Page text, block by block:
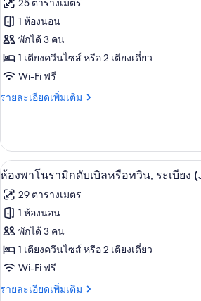
บเบิล
หรือ
ทวิ
น
ของ
ห้อง
ซู
พี
เรียดั
หรือ
ทวิน,
วิว
คลอง
25 ตารางเมตร
1 ห้องนอน
พักได้ 3 คน
1 เตียงควีนไซส์ หรือ 2 เตียงเดี่ยว
Wi-Fi ฟรี
รายละเอียดเพิ่มเติม
ราย
เกี่ยว
กับ
ห้อง
พี
เรียดั
บเบิล
หรือ
ทวิ
น,
วิว
คลอง
เปิด
ภาพถ่าย
ทั้งหมด
ของ
ห้อง
พา
โนรา
ห้องพาโ
5
ห้องพาโนรามิกดับเบิลหรือทวิน, ระเบียง
29 ตารางเมตร
1 ห้องนอน
พักได้ 3 คน
1 เตียงควีนไซส์ หรือ 2 เตียงเดี่ยว
Wi-Fi ฟรี
รายละเอียดเพิ่มเติม
ราย